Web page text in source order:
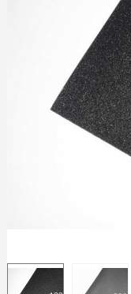
Betaling in 4x
Je
Deel je
Verzamel
5€
10€
Schrijf
Deel je